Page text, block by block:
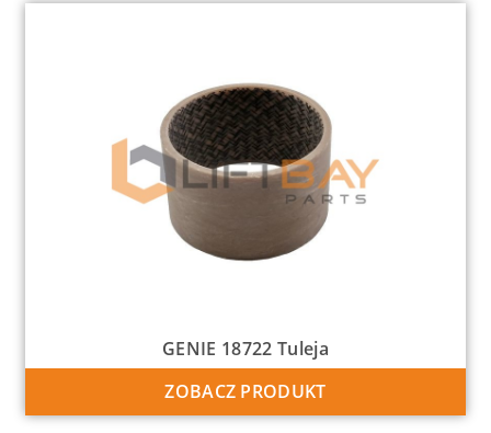
GENIE 18722 Tuleja
ZOBACZ PRODUKT